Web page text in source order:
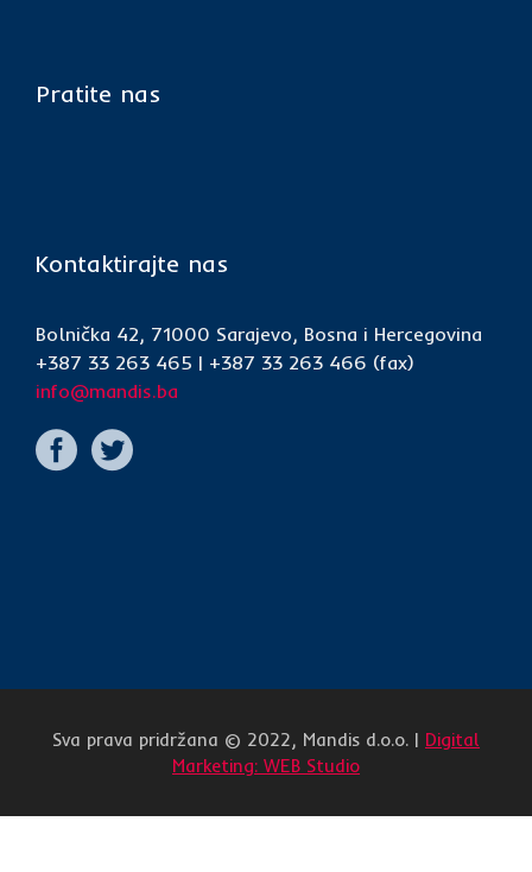
Pratite nas
Kontaktirajte nas
Bolnička 42, 71000 Sarajevo, Bosna i Hercegovina
+387 33 263 465 | +387 33 263 466 (fax)
info@mandis.ba
Sva prava pridržana © 2022, Mandis d.o.o. | Digital
Marketing: WEB Studio